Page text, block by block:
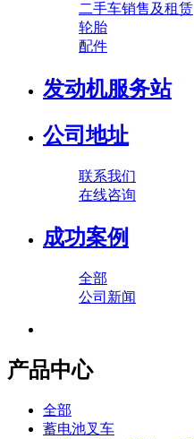
二手车销售及租赁
轮胎
配件
发动机服务站
公司地址
联系我们
在线咨询
成功案例
全部
公司新闻
产品中心
全部
蓄电池叉车